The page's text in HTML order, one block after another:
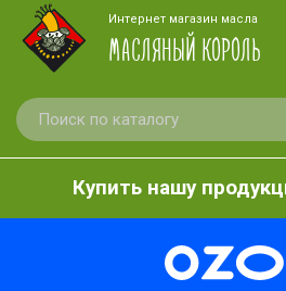
Интернет магазин масла
МАСЛЯНЫЙ КОРОЛЬ
Купить нашу